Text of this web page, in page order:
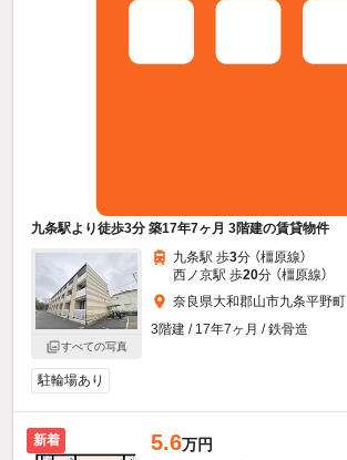
九条駅より徒歩3分 築17年7ヶ月 3階建の賃貸物件
すべての写真
九条駅 歩3分 （橿原線）
西ノ京駅 歩20分 （橿原線）
奈良県大和郡山市九条平野町
3階建 / 17年7ヶ月 / 鉄骨造
駐輪場あり
新着 5.6万円